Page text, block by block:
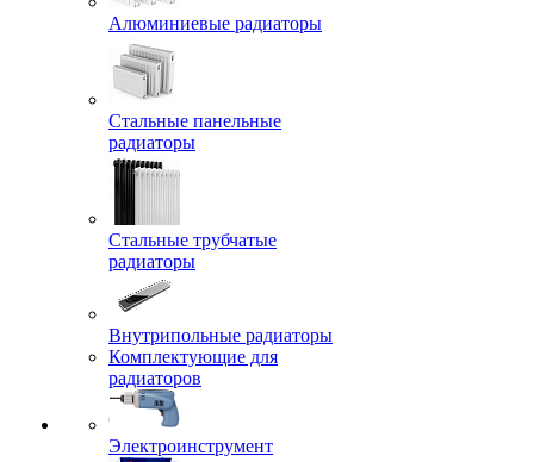
Алюминиевые радиаторы
Стальные панельные
радиаторы
Стальные трубчатые
радиаторы
Внутрипольные радиаторы
Комплектующие для
радиаторов
Электроинструмент